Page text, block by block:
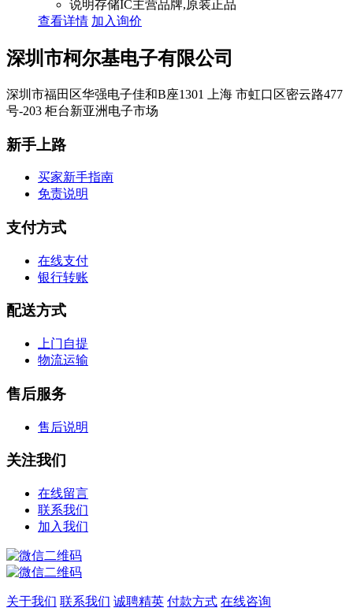
说明存储IC主营品牌,原装正品
查看详情 加入询价
深圳市柯尔基电子有限公司
深圳市福田区华强电子佳和B座1301 上海 市虹口区密云路477
号-203 柜台新亚洲电子市场
新手上路
买家新手指南
免责说明
支付方式
在线支付
银行转账
配送方式
上门自提
物流运输
售后服务
售后说明
关注我们
在线留言
联系我们
加入我们
关于我们 联系我们 诚聘精英 付款方式 在线咨询